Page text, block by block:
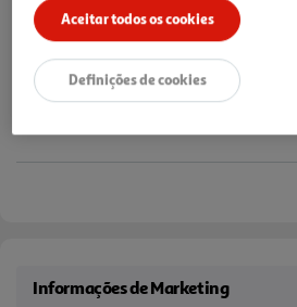
Informações de Marketing
Aceitar todos os cookies
Definições de cookies